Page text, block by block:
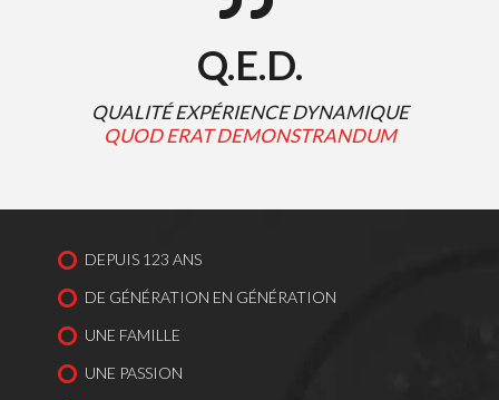
Q.E.D.
QUALITÉ EXPÉRIENCE DYNAMIQUE
QUOD ERAT DEMONSTRANDUM
DEPUIS 123 ANS
DE GÉNÉRATION EN GÉNÉRATION
UNE FAMILLE
UNE PASSION